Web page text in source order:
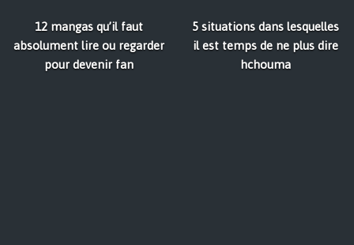
12 mangas qu’il faut
absolument lire ou regarder
pour devenir fan
5 situations dans lesquelles
il est temps de ne plus dire
hchouma